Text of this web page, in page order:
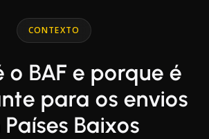
lines.
CONTEXTO
o BAF e porque é
para os envios
Baixos